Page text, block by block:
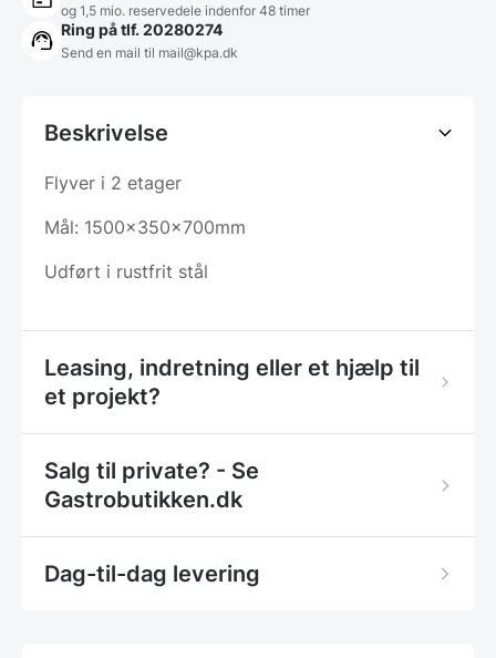
og 1,5 mio. reservedele indenfor 48 timer
Ring på tlf. 20280274
Send en mail til mail@kpa.dk
Beskrivelse
Flyver i 2 etager
Mål: 1500x350x700mm
Udført i rustfrit stål
Leasing, indretning eller et hjælp til
et projekt?
Salg til private? - Se
Gastrobutikken.dk
Dag-til-dag levering